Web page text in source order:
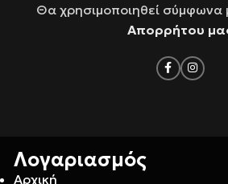
Θα χρησιμοποιηθεί σύμφωνα
Απορρήτου
Λογαριασμός
Αρχική